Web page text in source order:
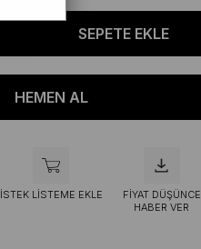
İSTEK LISTEME EKLE
FIYAT DÜŞÜNCE
HABER VER